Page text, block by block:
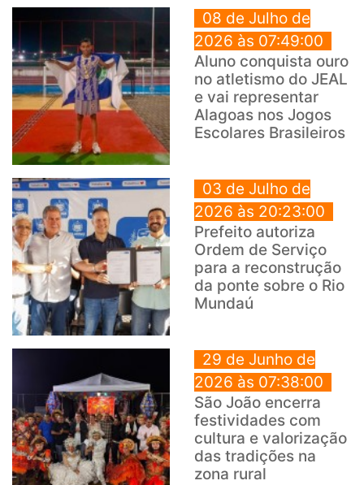
08 de Julho de
2026 às 07:49:00
Aluno conquista ouro
no atletismo do JEAL
e vai representar
Alagoas nos Jogos
Escolares Brasileiros
03 de Julho de
2026 às 20:23:00
Prefeito autoriza
Ordem de Serviço
para a reconstrução
da ponte sobre o Rio
Mundaú
29 de Junho de
2026 às 07:38:00
São João encerra
festividades com
cultura e valorização
das tradições na
zona rural